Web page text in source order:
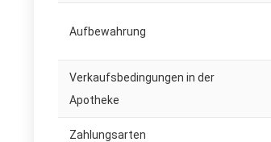
Aufbewahrung
Verkaufsbedingungen in der
Apotheke
Zahlungsarten